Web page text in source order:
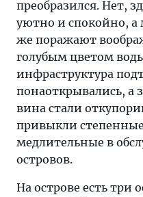
преобразился. Нет,
уютно и спокойно, а
же поражают
голубым цветом
инфраструктура
понаоткрывались, а
вина стали
привыкли
медлительные в
островов.
На острове есть три